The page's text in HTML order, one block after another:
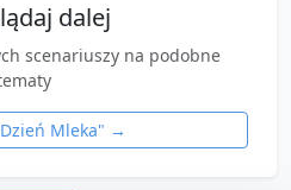
dalej
scenariuszy na podobne
Dzień Mleka" →